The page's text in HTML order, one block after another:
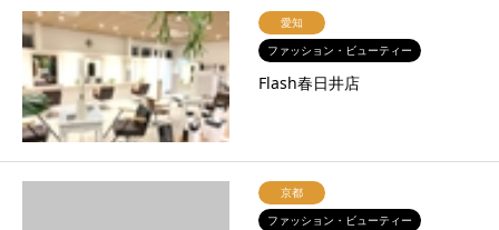
愛知
ファッション・ビューティー
Flash春日井店
京都
ファッション・ビューティー